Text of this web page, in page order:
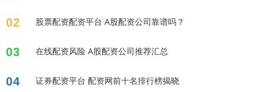
02 股票配资配资平台 A股配资公司靠谱吗？
03 在线配资风险 A股配资公司推荐汇总
04 证券配资平台 配资网前十名排行榜揭晓